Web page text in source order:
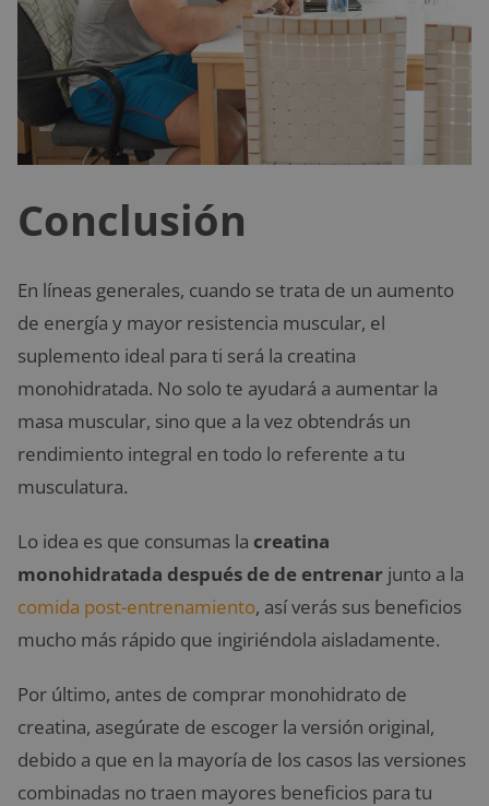
Conclusión
En líneas generales, cuando se trata de un aumento
de energía y mayor resistencia muscular, el
suplemento ideal para ti será la creatina
monohidratada. No solo te ayudará a aumentar la
masa muscular, sino que a la vez obtendrás un
rendimiento integral en todo lo referente a tu
musculatura.
Lo idea es que consumas la creatina
monohidratada después de de entrenar junto a la
comida post-entrenamiento, así verás sus beneficios
mucho más rápido que ingiriéndola aisladamente.
Por último, antes de comprar monohidrato de
creatina, asegúrate de escoger la versión original,
debido a que en la mayoría de los casos las versiones
combinadas no traen mayores beneficios para tu